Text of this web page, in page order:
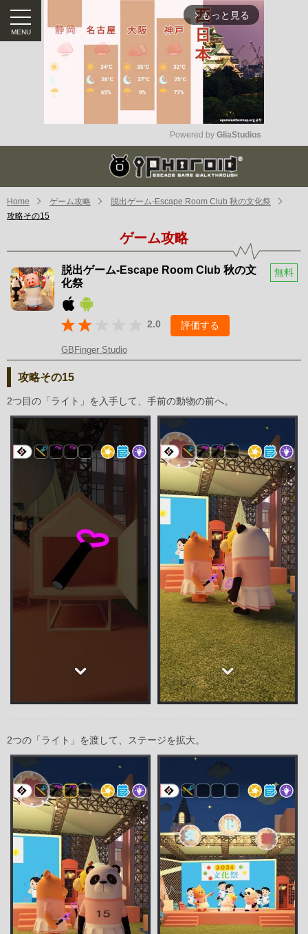
arrow_forward_ios もっと見る
Mute
Powered by GliaStudios
Home ゲーム攻略
脱出ゲーム-Escape Room Club 秋の文化祭
攻略その15
ゲーム攻略
脱出ゲーム-Escape Room Club 秋の文
化祭
無料
2.0 評価する
GBFinger Studio
攻略その15
2つ目の「ライト」を入手して、手前の動物の前へ。
2つの「ライト」を渡して、ステージを拡大。